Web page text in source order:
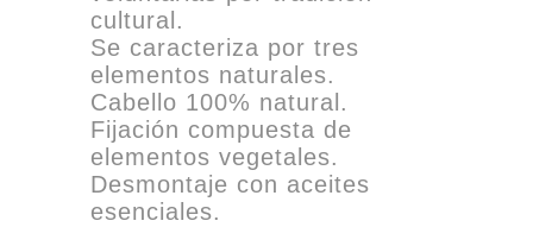
cultural.
Se caracteriza por tres
elementos naturales.
Cabello 100% natural.
Fijación compuesta de
elementos vegetales.
Desmontaje con aceites
esenciales.